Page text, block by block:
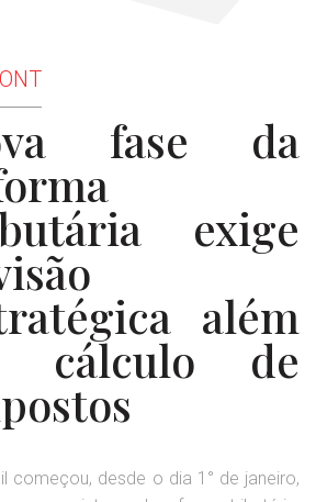
fase da
exige
além
cálculo de
começou, desde o dia 1° de janeiro,